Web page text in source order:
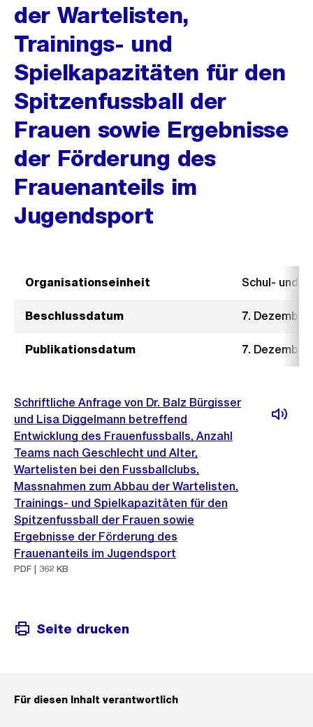
der Wartelisten,
Trainings- und
Spielkapazitäten für den
Spitzenfussball der
Frauen sowie Ergebnisse
der Förderung des
Frauenanteils im
Jugendsport
Organisationseinheit Schul- und
Beschlussdatum 7. Dezember
Publikationsdatum 7. Dezember
Schriftliche Anfrage von Dr. Balz Bürgisser
und Lisa Diggelmann betreffend
Entwicklung des Frauenfussballs, Anzahl
Teams nach Geschlecht und Alter,
Wartelisten bei den Fussballclubs,
Massnahmen zum Abbau der Wartelisten,
Trainings- und Spielkapazitäten für den
Spitzenfussball der Frauen sowie
Ergebnisse der Förderung des
Frauenanteils im Jugendsport
PDF | 362 KB
Seite drucken
Für diesen Inhalt verantwortlich